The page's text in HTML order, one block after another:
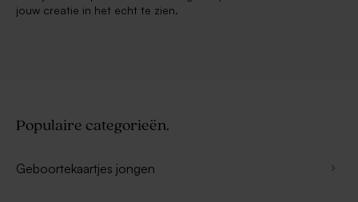
jouw creatie in het echt te zien.
Populaire categorieën.
Geboortekaartjes jongen